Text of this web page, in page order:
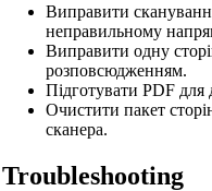
Виправити
неправильному
Виправити одну
розповсюдженням.
Підготувати PDF для
Очистити пакет
сканера.
Troubleshooting